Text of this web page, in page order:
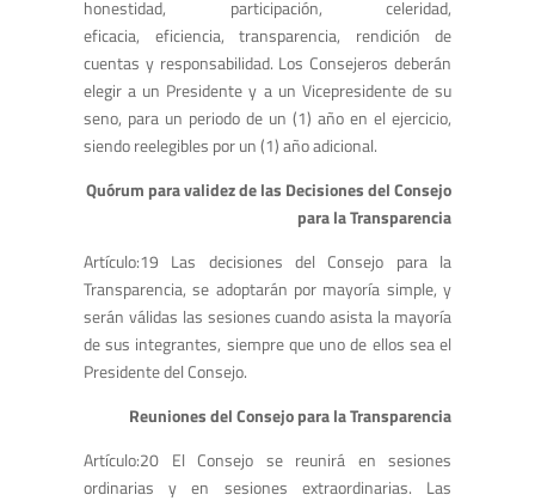
honestidad, participación, celeridad,
eficacia, eficiencia, transparencia, rendición de
cuentas y responsabilidad. Los Consejeros deberán
elegir a un Presidente y a un Vicepresidente de su
seno, para un periodo de un (1) año en el ejercicio,
siendo reelegibles por un (1) año adicional.
Quórum para validez de las Decisiones del Consejo
para la Transparencia
Artículo:19 Las decisiones del Consejo para la
Transparencia, se adoptarán por mayoría simple, y
serán válidas las sesiones cuando asista la mayoría
de sus integrantes, siempre que uno de ellos sea el
Presidente del Consejo.
Reuniones del Consejo para la Transparencia
Artículo:20 El Consejo se reunirá en sesiones
ordinarias y en sesiones extraordinarias. Las